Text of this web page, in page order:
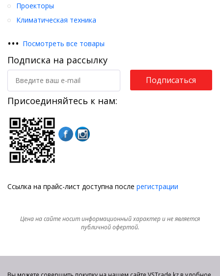
Проекторы
Климатическая техника
••• Посмотреть все товары
Подписка на рассылку
Подписаться
Присоединяйтесь к нам:
Ссылка на прайс-лист доступна после регистрации
Цена на сайте носит информационный характер и не является
публичной офертой.